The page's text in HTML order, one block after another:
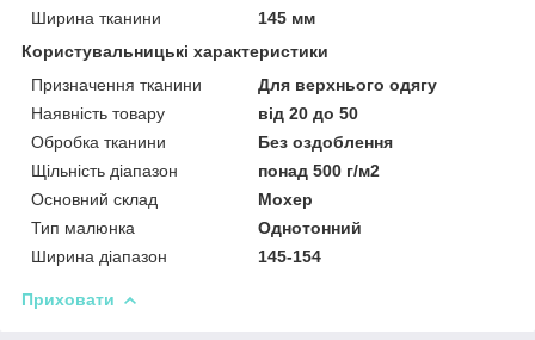
Ширина тканини
145 мм
Користувальницькі характеристики
Призначення тканини
Для верхнього одягу
Наявність товару
від 20 до 50
Обробка тканини
Без оздоблення
Щільність діапазон
понад 500 г/м2
Основний склад
Мохер
Тип малюнка
Однотонний
Ширина діапазон
145-154
Приховати